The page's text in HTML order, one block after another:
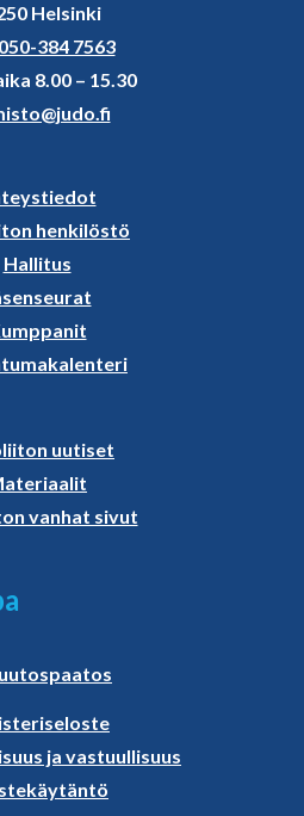
Helsinki
050-384 7563
8.00 – 15.30
henkilöstö
Hallitus
uutiset
vanhat sivut
ja vastuullisuus